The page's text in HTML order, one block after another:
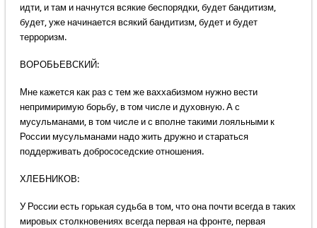
идти, и там и начнутся всякие беспорядки, будет бандитизм,
будет, уже начинается всякий бандитизм, будет и будет
терроризм.
ВОРОБЬЕВСКИЙ:
Мне кажется как раз с тем же ваххабизмом нужно вести
непримиримую борьбу, в том числе и духовную. А с
мусульманами, в том числе и с вполне такими лояльными к
России мусульманами надо жить дружно и стараться
поддерживать добрососедские отношения.
ХЛЕБНИКОВ:
У России есть горькая судьба в том, что она почти всегда в таких
мировых столкновениях всегда первая на фронте, первая